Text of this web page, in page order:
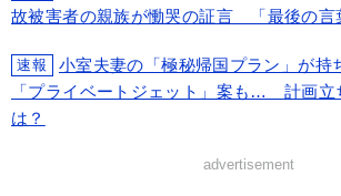
故被害者の親族が慟哭の証言 「最後の言
速報
小室夫妻の「極秘帰国プラン」が
「プライベートジェット」案も… 計画立
は？
advertisement